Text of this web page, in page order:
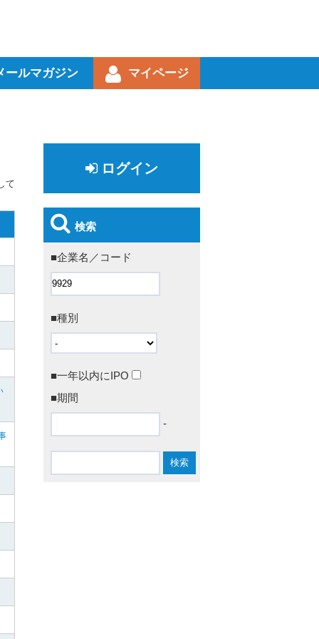
ールマガジン マイページ
て
ログイン
検索
■企業名／コード
■種別
■一年以内にIPO
■期間
-